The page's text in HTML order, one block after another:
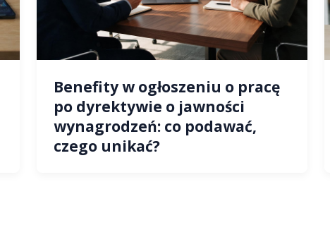
Benefity w ogłoszeniu o pracę
po dyrektywie o jawności
wynagrodzeń: co podawać,
czego unikać?